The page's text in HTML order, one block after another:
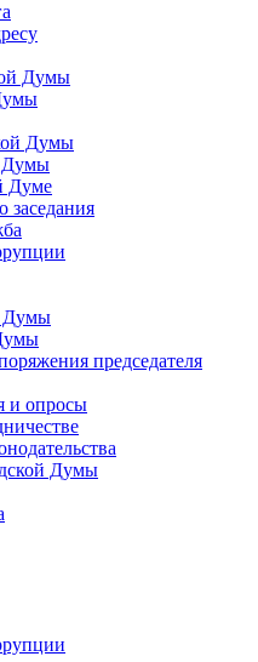
Думы
Думы
Думы
Думе
заседания
Думы
председателя
и опросы
Думы